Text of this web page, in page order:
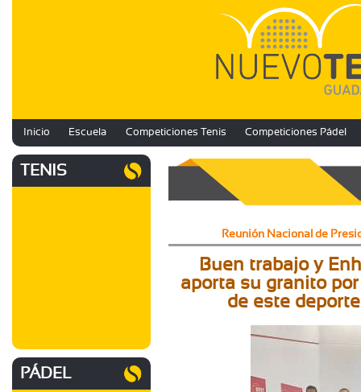
Inicio Escuela Competiciones Tenis Competiciones Pádel
TENIS
PÁDEL
Reunión Nacional de
Buen trabajo y
aporta su granito
de este